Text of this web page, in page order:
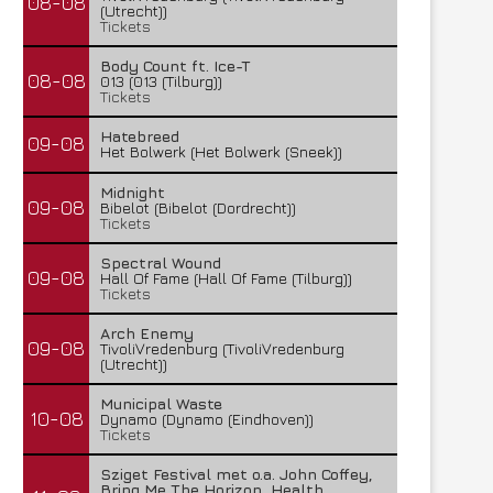
(Utrecht))
Tickets
08-08
Body Count ft. Ice-T
013 (013 (Tilburg))
Tickets
09-08
Hatebreed
Het Bolwerk (Het Bolwerk (Sneek))
09-08
Midnight
Bibelot (Bibelot (Dordrecht))
Tickets
09-08
Spectral Wound
Hall Of Fame (Hall Of Fame (Tilburg))
Tickets
09-08
Arch Enemy
TivoliVredenburg (TivoliVredenburg
(Utrecht))
10-08
Municipal Waste
Dynamo (Dynamo (Eindhoven))
Tickets
Sziget Festival met o.a. John Coffey,
Bring Me The Horizon, Health